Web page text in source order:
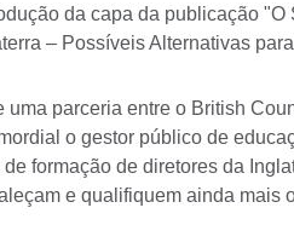
uma parceria entre o British
o gestor público de
de formação de diretores da
e qualifiquem ainda mais